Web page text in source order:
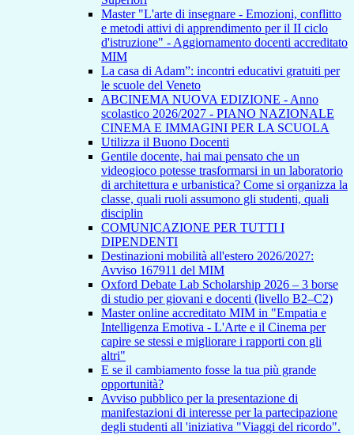
Master "L'arte di insegnare - Emozioni, conflitto
e metodi attivi di apprendimento per il II ciclo
d'istruzione" - Aggiornamento docenti accreditato
MIM
La casa di Adam”: incontri educativi gratuiti per
le scuole del Veneto
ABCINEMA NUOVA EDIZIONE - Anno
scolastico 2026/2027 - PIANO NAZIONALE
CINEMA E IMMAGINI PER LA SCUOLA
Utilizza il Buono Docenti
Gentile docente, hai mai pensato che un
videogioco potesse trasformarsi in un laboratorio
di architettura e urbanistica? Come si organizza la
classe, quali ruoli assumono gli studenti, quali
disciplin
COMUNICAZIONE PER TUTTI I
DIPENDENTI
Destinazioni mobilità all'estero 2026/2027:
Avviso 167911 del MIM
Oxford Debate Lab Scholarship 2026 – 3 borse
di studio per giovani e docenti (livello B2–C2)
Master online accreditato MIM in "Empatia e
Intelligenza Emotiva - L'Arte e il Cinema per
capire se stessi e migliorare i rapporti con gli
altri"
E se il cambiamento fosse la tua più grande
opportunità?
Avviso pubblico per la presentazione di
manifestazioni di interesse per la partecipazione
degli studenti all 'iniziativa "Viaggi del ricordo".